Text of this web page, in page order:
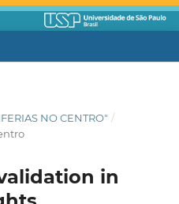
NO CENTRO" /
in